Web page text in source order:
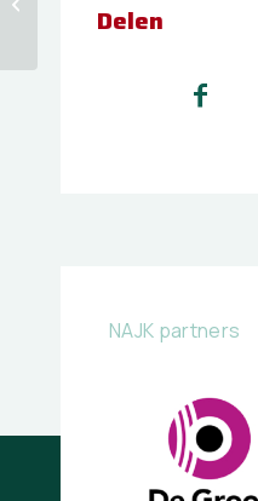
Delen
NAJK partners
opnieuw een kijkje in